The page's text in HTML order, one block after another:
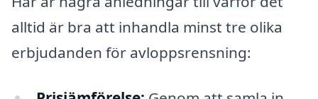
alltid är bra att inhandla minst tre olika
erbjudanden för avloppsrensning: